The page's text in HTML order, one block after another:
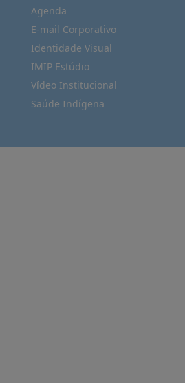
Agenda
E-mail Corporativo
Identidade Visual
IMIP Estúdio
Vídeo Institucional
Saúde Indígena